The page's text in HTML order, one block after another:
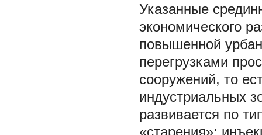
Указанные
экономического
повышенной
перегрузками
сооружений, то
индустриальных
развивается по
«старения»: